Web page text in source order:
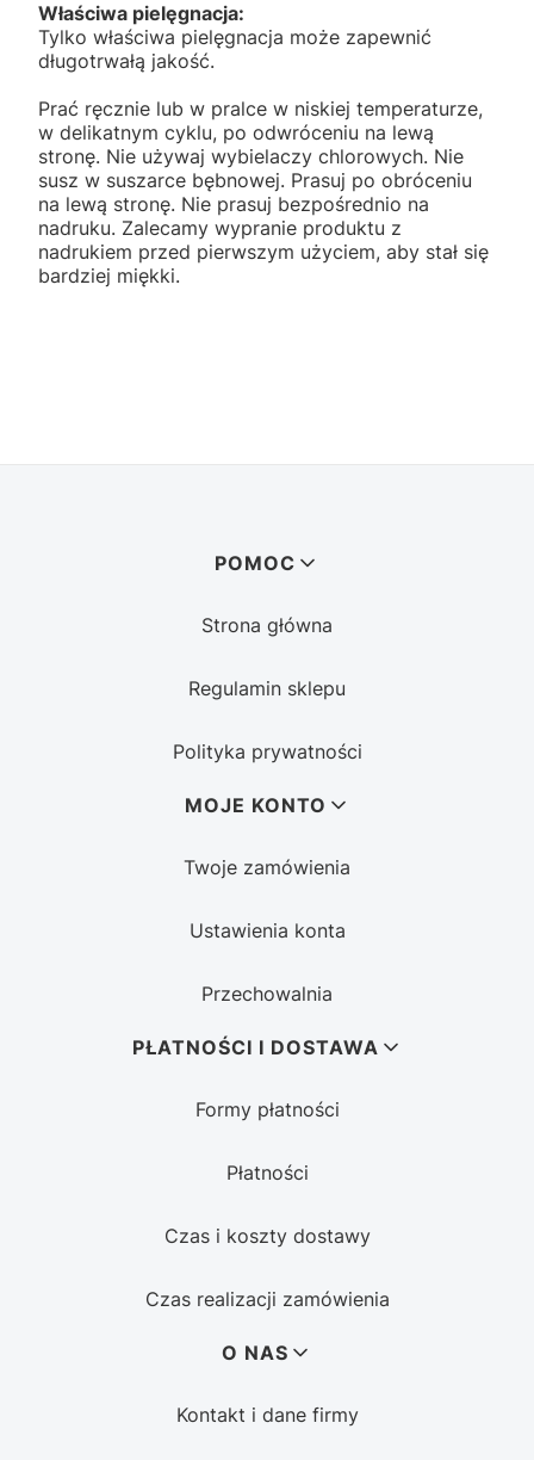
Właściwa pielęgnacja:
Tylko właściwa pielęgnacja może zapewnić
długotrwałą jakość.
Prać ręcznie lub w pralce w niskiej temperaturze,
w delikatnym cyklu, po odwróceniu na lewą
stronę. Nie używaj wybielaczy chlorowych. Nie
susz w suszarce bębnowej. Prasuj po obróceniu
na lewą stronę. Nie prasuj bezpośrednio na
nadruku. Zalecamy wypranie produktu z
nadrukiem przed pierwszym użyciem, aby stał się
bardziej miękki.
POMOC
Strona główna
Regulamin sklepu
Polityka prywatności
MOJE KONTO
Twoje zamówienia
Ustawienia konta
Przechowalnia
PŁATNOŚCI I DOSTAWA
Formy płatności
Płatności
Czas i koszty dostawy
Czas realizacji zamówienia
O NAS
Kontakt i dane firmy